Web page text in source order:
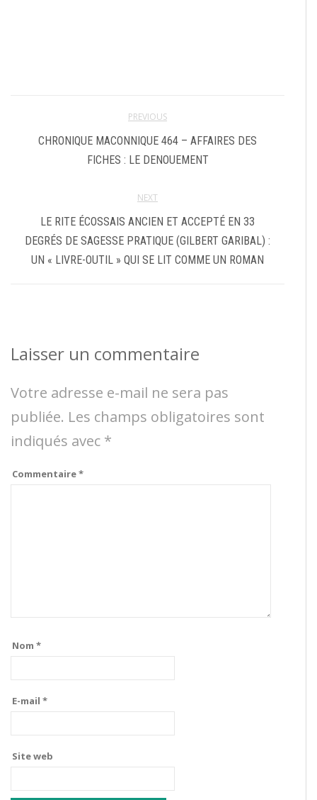
PREVIOUS
CHRONIQUE MACONNIQUE 464 – AFFAIRES DES
FICHES : LE DENOUEMENT
NEXT
LE RITE ÉCOSSAIS ANCIEN ET ACCEPTÉ EN 33
DEGRÉS DE SAGESSE PRATIQUE (GILBERT GARIBAL) :
UN « LIVRE-OUTIL » QUI SE LIT COMME UN ROMAN
Laisser un commentaire
Votre adresse e-mail ne sera pas
publiée. Les champs obligatoires sont
indiqués avec *
Commentaire*
Nom *
E-mail *
Site web